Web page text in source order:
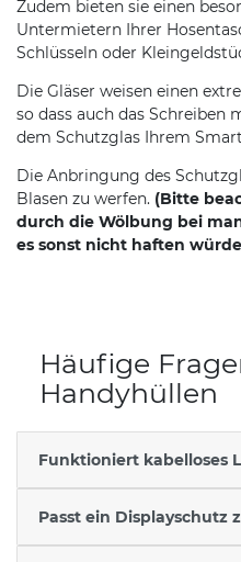
Zudem bieten sie einen
Untermietern Ihrer
Schlüsseln oder
Die Gläser weisen einen
so dass auch das Schreiben
dem Schutzglas Ihrem
Die Anbringung des
Blasen zu werfen. (Bitte
durch die Wölbung bei
es sonst nicht haften
Häufige
Handyhüllen
Funktioniert kabelloses
Passt ein Displayschutz